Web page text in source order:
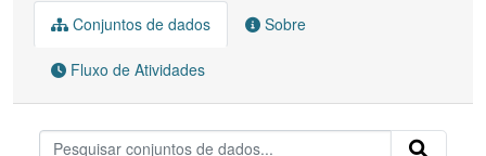
Conjuntos de dados Sobre
Fluxo de Atividades